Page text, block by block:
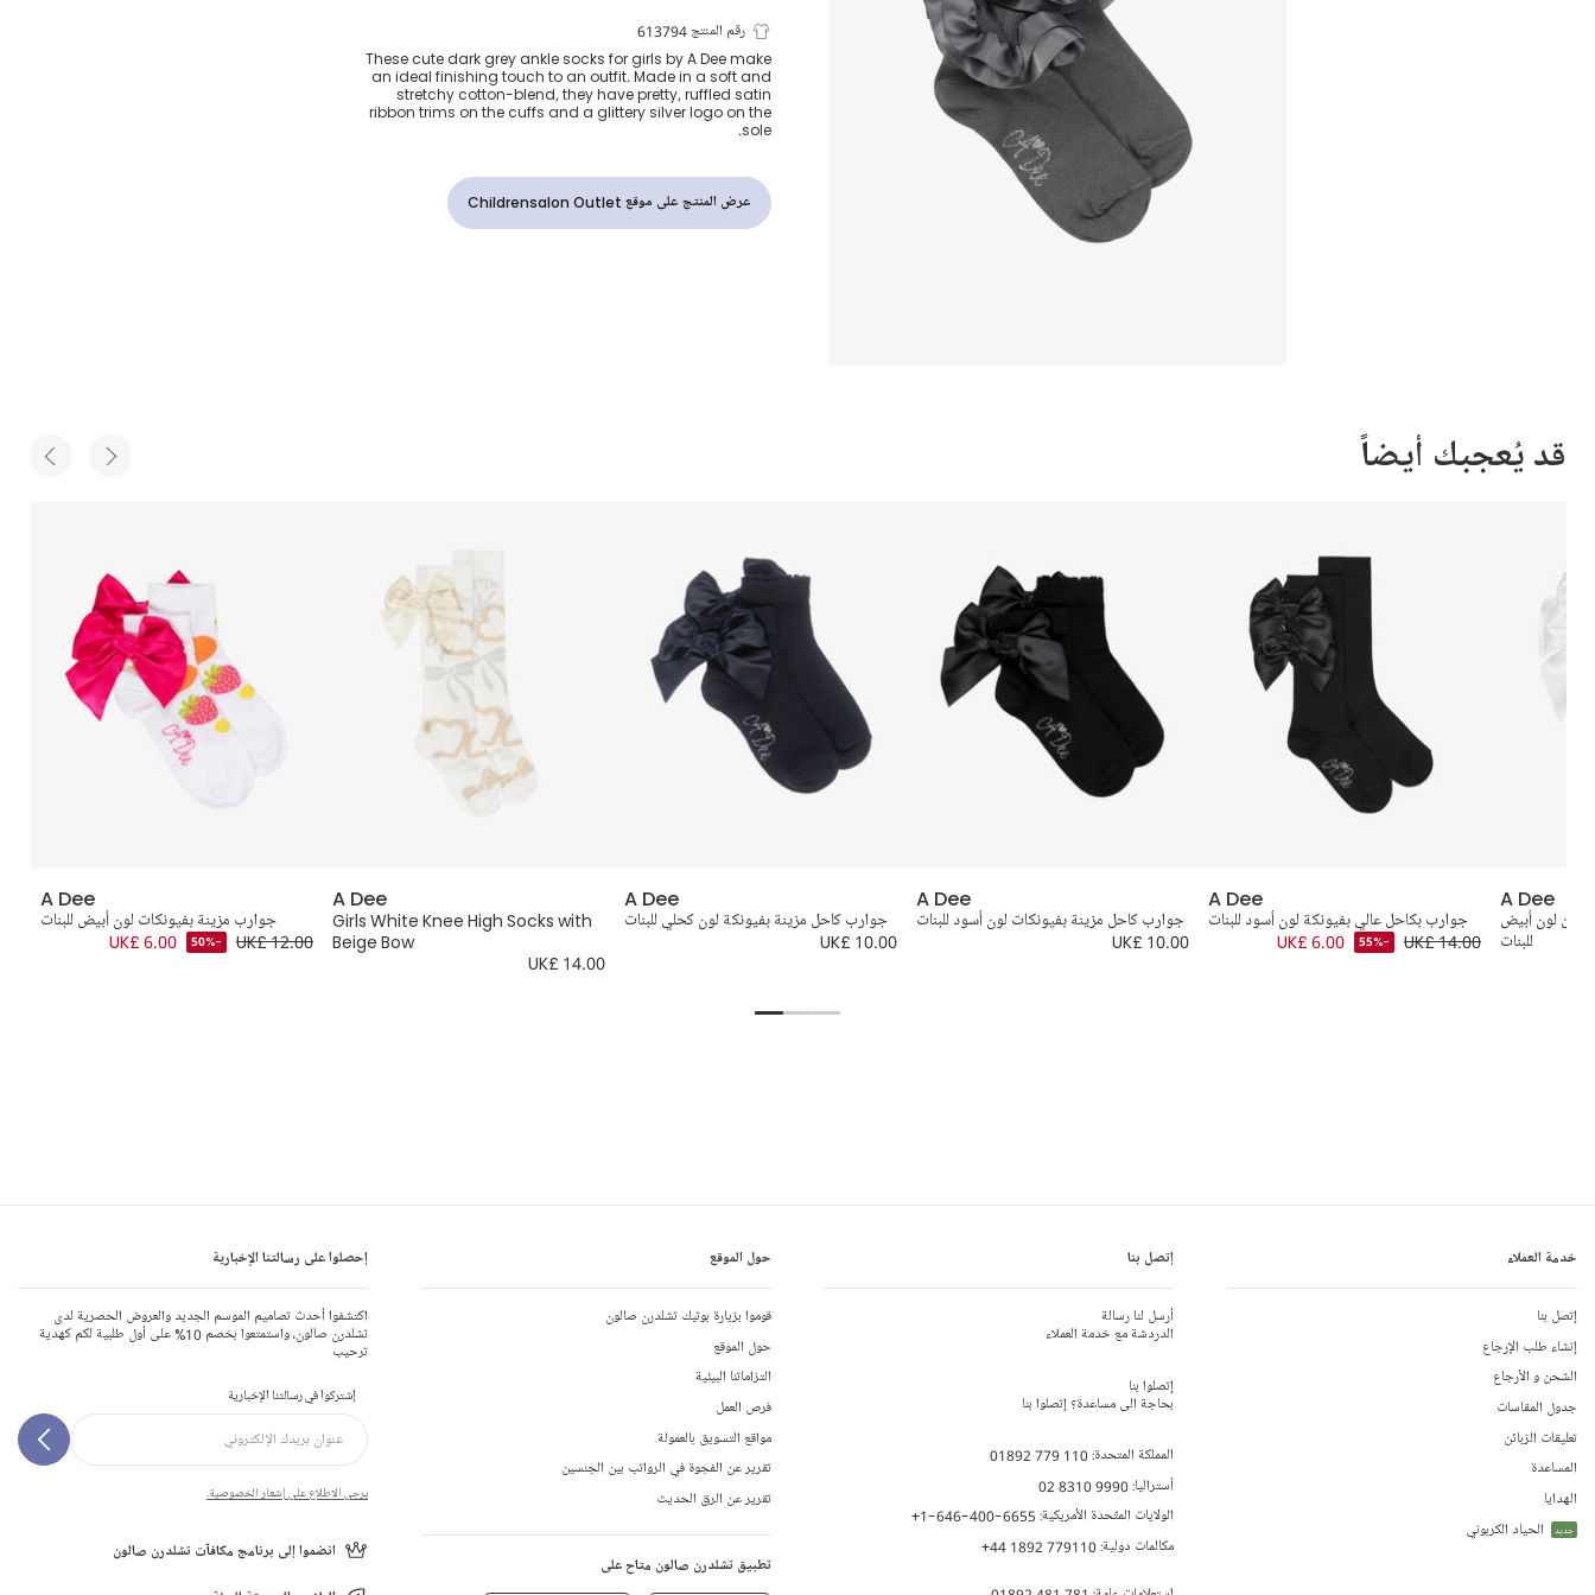
جوارب بحواف ساتان
مكشكشة قطن لون
رمادي للبنات
رقم المنتج 613794
These cute dark grey ankle socks for girls by A Dee make
an ideal finishing touch to an outfit. Made in a soft and
stretchy cotton-blend, they have pretty, ruffled satin
ribbon trims on the cuffs and a glittery silver logo on the
sole.
عرض المنتج على موقع Childrensalon Outlet
قد يُعجبك أيضاً
A Dee
جوارب مزينة بفيونكات لون أبيض للبنات
UK£ 12.00
-50%
UK£ 6.00
A Dee
Girls White Knee High Socks with
Beige Bow
UK£ 14.00
A Dee
جوارب كاحل مزينة بفيونكة لون كحلي للبنات
UK£ 10.00
A Dee
جوارب كاحل مزينة بفيونكات لون أسود للبنات
UK£ 10.00
A Dee
جوارب بكاحل عالي بفيونكة لون أسود للبنات
UK£ 14.00
-55%
UK£ 6.00
A Dee
قطن لون أبيض
للبنات
خدمة العملاء
إتصل بنا
إنشاء طلب الإرجاع
الشحن و الأرجاع
جدول المقاسات
تعليقات الزبائن
المساعدة
الهدايا
جديد الحياد الكربوني
إتصل بنا
أرسل لنا رسالة
الدردشة مع خدمة العملاء
إتصلوا بنا
بحاجة الى مساعدة؟ إتصلوا بنا
المملكة المتحدة:01892 779 110
أستراليا:02 8310 9990
الولايات المتّحدة الأمريكية: +1-646-400-6655
مكالمات دولية:+44 1892 779110
حول الموقع
قوموا بزيارة بوتيك تشلدرن صالون
حول الموقع
التزاماتنا البيئية
فرص العمل
مواقع التسويق بالعمولة
تقرير عن الفجوة في الرواتب بين الجنسين
تقرير عن الرق الحديث
تطبيق تشلدرن صالون متاح على
إحصلوا على رسالتنا الإخبارية
اكتشفوا أحدث تصاميم الموسم الجديد والعروض الحصرية لدى
تشلدرن صالون، واستمتعوا بخصم 10% على أول طلبية لكم كهدية
ترحيب
إشتركوا في رسالتنا الإخبارية
يرجى الاطلاع على إشعار الخصوصية.
انضموا إلى برنامج مكافآت تشلدرن صالون